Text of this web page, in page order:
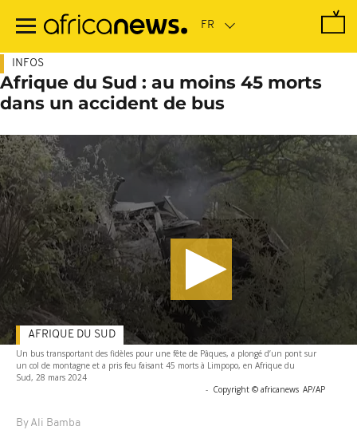
contenu
INFOS
Afrique du Sud : au moins 45 morts
dans un accident de bus
Un bus transportant des fidèles pour une fête de Pâques, a plongé d’un pont sur
un col de montagne et a pris feu faisant 45 morts à Limpopo, en Afrique du
Sud, 28 mars 2024
- Copyright © africanews AP/AP
By Ali Bamba
AFRIQUE DU SUD